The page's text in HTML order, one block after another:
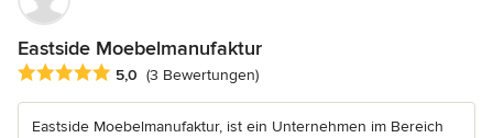
Eastside Moebelmanufaktur
Durchschnittliche Bewertung: 5 von 5 Sternen
5,0 (3 Bewertungen)
Eastside Moebelmanufaktur, ist ein Unternehmen im Bereich